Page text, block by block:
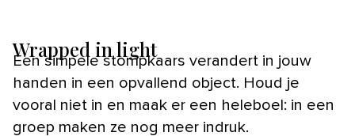
Wrapped in light
Een simpele stompkaars verandert in jouw
handen in een opvallend object. Houd je
vooral niet in en maak er een heleboel: in een
groep maken ze nog meer indruk.